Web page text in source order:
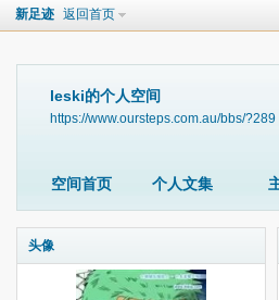
新足迹 返回首页
leski的个人空间
https://www.oursteps.com.au/bbs/?289
空间首页 个人文集
头像